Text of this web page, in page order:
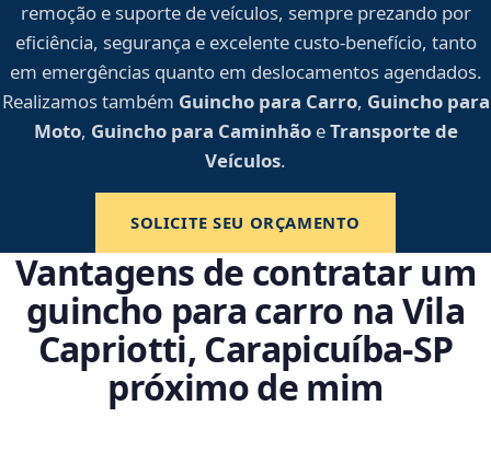
remoção e suporte de veículos, sempre prezando por
eficiência, segurança e excelente custo-benefício, tanto
em emergências quanto em deslocamentos agendados.
Realizamos também Guincho para Carro, Guincho para
Moto, Guincho para CaminhãoeTransporte de
Veículos.
SOLICITE SEU ORÇAMENTO
Vantagens de contratar um
guincho para carro na Vila
Capriotti, Carapicuíba‑SP
próximo de mim